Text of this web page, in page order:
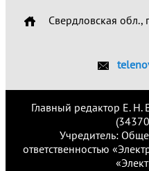
Свердловская обл.,
Главный редактор Е. Н.
Учредитель:
ответственностью